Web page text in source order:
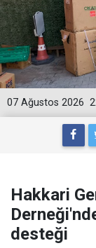
07 Ağustos 2026
Hakkari
desteği